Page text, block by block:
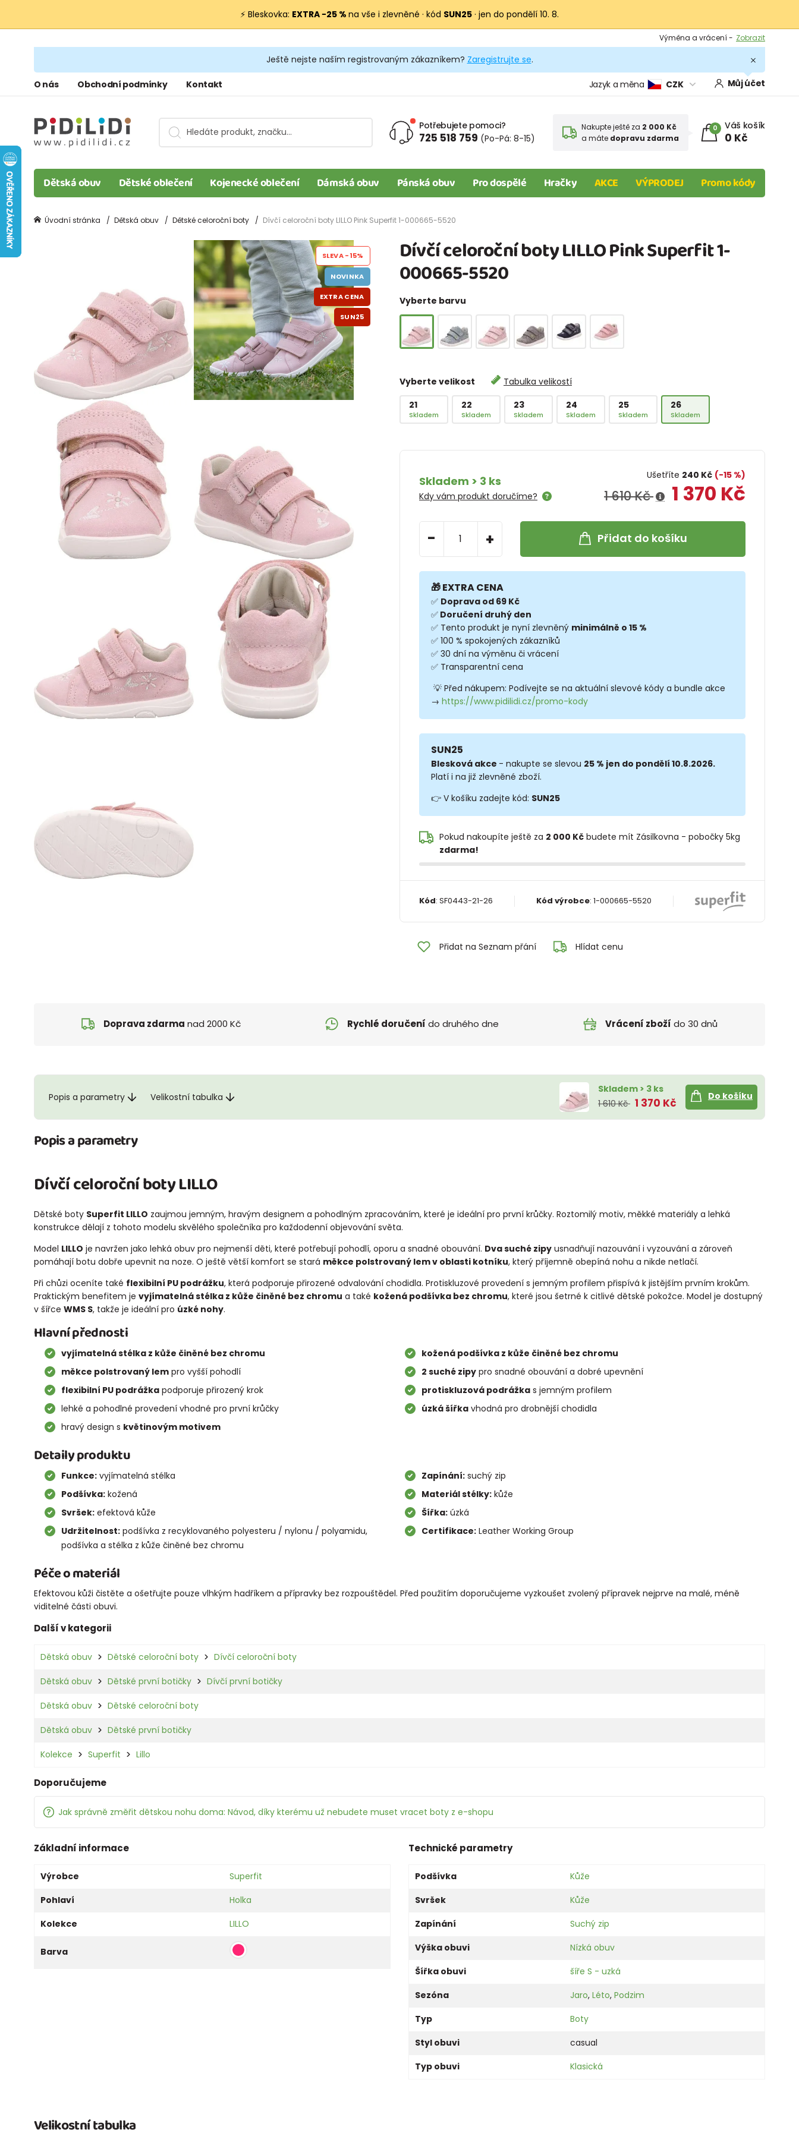
⚡ Bleskovka: EXTRA −25 % na vše i zlevněné · kód SUN25 · jen do pondělí 10. 8.
Výměna a vrácení - Zobrazit
Podmínky
Ještě nejste naším registrovaným zákazníkem? Zaregistrujte se.
O nás Obchodní podmínky Kontakt Jazyk a měna CZK Můj účet
Potřebujete pomoci?
725 518 759 (Po-Pá: 8-15)
Nakupte ještě za 2 000 Kč
a máte dopravu zdarma
0 Váš košík
0 Kč
Dětská obuv Dětské oblečení Kojenecké oblečení Dámská obuv Pánská obuv Pro dospělé Hračky AKCE VÝPRODEJ Promo kódy
Úvodní stránka Dětská obuv Dětské celoroční boty Dívčí celoroční boty LILLO Pink Superfit 1-000665-5520
Dívčí celoroční boty LILLO Pink Superfit 1-
000665-5520
Vyberte barvu
Vyberte velikost
Tabulka velikostí
21
Skladem
22
Skladem
23
Skladem
24
Skladem
25
Skladem
26
Skladem
Skladem > 3 ks
Kdy vám produkt doručíme?
Ušetříte 240 Kč (-15 %)
1 610 Kč 1 370 Kč
- + Přidat do košíku
🎁 EXTRA CENA
✅ Doprava od 69 Kč
✅Doručení druhý den
✅ Tento produkt je nyní zlevněný minimálně o 15 %
✅ 100 % spokojených zákazníků
✅ 30 dní na výměnu či vrácení
✅ Transparentní cena
💡 Před nákupem: Podívejte se na aktuální slevové kódy a bundle akce
→ https://www.pidilidi.cz/promo-kody
SUN25
Blesková akce - nakupte se slevou 25 % jen do pondělí 10.8.2026.
Platí i na již zlevněné zboží.
👉 V košíku zadejte kód: SUN25
Pokud nakoupíte ještě za 2 000 Kčbudete mít Zásilkovna - pobočky 5kg
zdarma!
Kód: SF0443-21-26 Kód výrobce: 1-000665-5520
Přidat na Seznam přání Hlídat cenu
SLEVA-15%
NOVINKA
EXTRA CENA
SUN25
Doprava zdarma nad 2000 Kč Rychlé doručení do druhého dne Vrácení zboží do 30 dnů
Popis a parametry Velikostní tabulka
Skladem > 3 ks
1 610 Kč 1 370 Kč
Do košíku
Popis a parametry
Dívčí celoroční boty LILLO
Dětské boty Superfit LILLO zaujmou jemným, hravým designem a pohodlným zpracováním, které je ideální pro první krůčky. Roztomilý motiv, měkké materiály a lehká
konstrukce dělají z tohoto modelu skvělého společníka pro každodenní objevování světa.
Model LILLO je navržen jako lehká obuv pro nejmenší děti, které potřebují pohodlí, oporu a snadné obouvání. Dva suché zipy usnadňují nazouvání i vyzouvání a zároveň
pomáhají botu dobře upevnit na noze. O ještě větší komfort se stará měkce polstrovaný lem v oblasti kotníku, který příjemně obepíná nohu a nikde netlačí.
Při chůzi oceníte také flexibilní PU podrážku, která podporuje přirozené odvalování chodidla. Protiskluzové provedení s jemným profilem přispívá k jistějším prvním krokům.
Praktickým benefitem je vyjímatelná stélka z kůže činěné bez chromu a také kožená podšívka bez chromu, které jsou šetrné k citlivé dětské pokožce. Model je dostupný
v šířce WMS S, takže je ideální pro úzké nohy.
Hlavní přednosti
vyjímatelná stélka z kůže činěné bez chromu
kožená podšívka z kůže činěné bez chromu
měkce polstrovaný lempro vyšší pohodlí 2 suché zipypro snadné obouvání a dobré upevnění
flexibilní PU podrážkapodporuje přirozený krok protiskluzová podrážkas jemným profilem
lehké a pohodlné provedení vhodné pro první krůčky
úzká šířkavhodná pro drobnější chodidla
hravý design s květinovým motivem
Detaily produktu
Funkce:vyjímatelná stélka Zapínání:suchý zip
Podšívka:kožená Materiál stélky:kůže
Svršek:efektová kůže Šířka:úzká
Udržitelnost:podšívka z recyklovaného polyesteru / nylonu / polyamidu,
podšívka a stélka z kůže činěné bez chromu
Certifikace:Leather Working Group
Péče o materiál
Efektovou kůži čistěte a ošetřujte pouze vlhkým hadříkem a přípravky bez rozpouštědel. Před použitím doporučujeme vyzkoušet zvolený přípravek nejprve na malé, méně
viditelné části obuvi.
Další v kategorii
Dětská obuv Dětské celoroční boty Dívčí celoroční boty
Dětská obuv Dětské první botičky Dívčí první botičky
Dětská obuv Dětské celoroční boty
Dětská obuv Dětské první botičky
Kolekce Superfit Lillo
Doporučujeme
Jak správně změřit dětskou nohu doma: Návod, díky kterému už nebudete muset vracet boty z e-shopu
Základní informace
Výrobce
Superfit
Pohlaví
Holka
Kolekce
LILLO
Barva
Technické parametry
Podšívka
Kůže
Svršek
Kůže
Zapínání
Suchý zip
Výška obuvi
Nízká obuv
Šířka obuvi
šíře S - uzká
Sezóna
Jaro, Léto, Podzim
Typ
Boty
Styl obuvi
casual
Typ obuvi
Klasická